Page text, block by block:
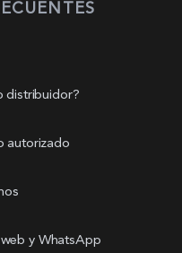
distribuidor?
autorizado
y WhatsApp